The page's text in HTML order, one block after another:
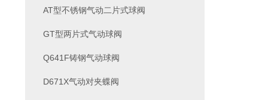
AT型不锈钢气动二片式球阀
GT型两片式气动球阀
Q641F铸钢气动球阀
D671X气动对夹蝶阀